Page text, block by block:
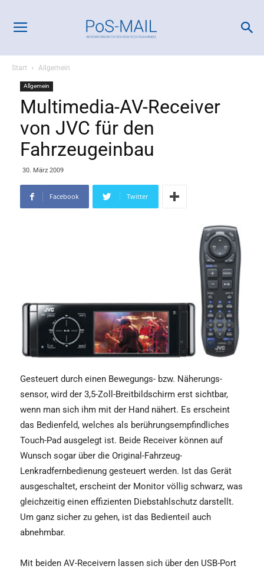
Start Allgemein
Allgemein
Multimedia-AV-Receiver
von JVC für den
Fahrzeugeinbau
30. März 2009
Facebook Twitter
Gesteuert durch einen Bewegungs- bzw. Näherungs­
sensor, wird der 3,5-Zoll-Breitbildschirm erst sichtbar,
wenn man sich ihm mit der Hand nähert. Es erscheint
das Bedienfeld, welches als berührungsempfindliches
Touch-Pad ausgelegt ist. Beide Receiver können auf
Wunsch sogar über die Original-Fahrzeug-
Lenkradfernbedienung gesteuert werden. Ist das Gerät
ausgeschaltet, erscheint der Monitor völlig schwarz, was
gleichzeitig einen effizienten Diebstahlschutz darstellt.
Um ganz sicher zu gehen, ist das Bedienteil auch
abnehmbar.
Mit beiden AV-Receivern lassen sich über den USB-Port